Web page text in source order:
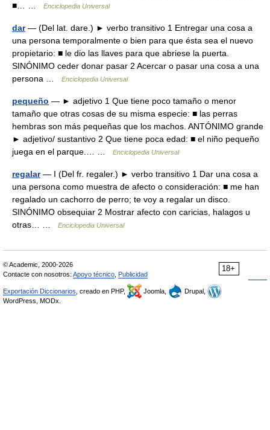
■… …
Enciclopedia Universal
dar— (Del lat. dare.) ► verbo transitivo 1 Entregar una cosa a
una persona temporalmente o bien para que ésta sea el nuevo
propietario: ■ le dio las llaves para que abriese la puerta.
SINÓNIMO ceder donar pasar 2 Acercar o pasar una cosa a una
persona …
Enciclopedia Universal
pequeño — ► adjetivo 1 Que tiene poco tamaño o menor
tamaño que otras cosas de su misma especie: ■ las perras
hembras son más pequeñas que los machos. ANTÓNIMO grande
► adjetivo/ sustantivo 2 Que tiene poca edad: ■ el niño pequeño
juega en el parque.… …
Enciclopedia Universal
regalar— I (Del fr. regaler.) ► verbo transitivo 1 Dar una cosa a
una persona como muestra de afecto o consideración: ■ me han
regalado un cachorro de perro; te voy a regalar un disco.
SINÓNIMO obsequiar 2 Mostrar afecto con caricias, halagos u
otras… …
Enciclopedia Universal
18+
© Academic, 2000-2026
Contacte con nosotros: Apoyo técnico Publicidad
Exportación Diccionarios , creado en PHP, Joomla,
Drupal,
WordPress, MODx.